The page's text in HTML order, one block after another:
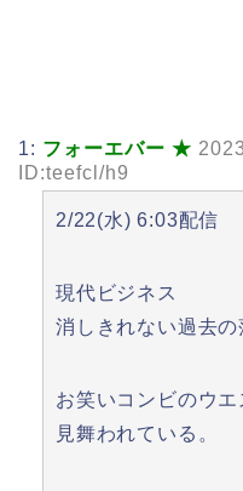
1: フォーエバー ★
ID:teefcl/h9
2/22(水) 6:03配信
現代ビジネス
消しきれない過去の
お笑いコンビのウ
見舞われている。